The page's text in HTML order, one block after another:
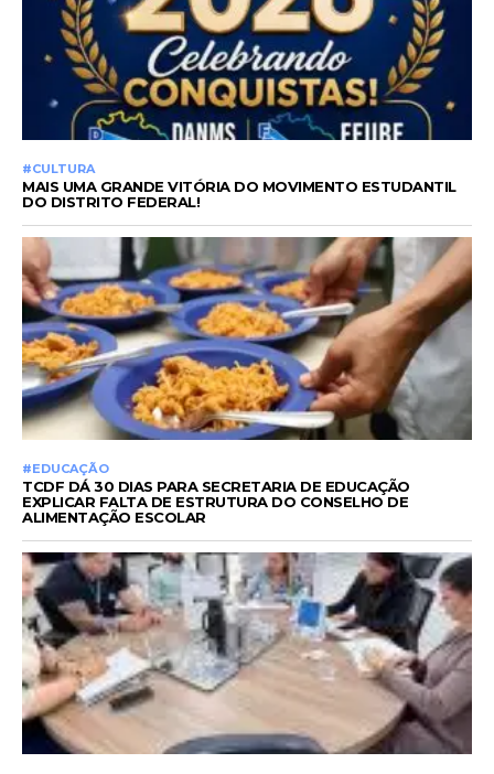
#CULTURA
MAIS UMA GRANDE VITÓRIA DO MOVIMENTO ESTUDANTIL
DO DISTRITO FEDERAL!
#EDUCAÇÃO
TCDF DÁ 30 DIAS PARA SECRETARIA DE EDUCAÇÃO
EXPLICAR FALTA DE ESTRUTURA DO CONSELHO DE
ALIMENTAÇÃO ESCOLAR